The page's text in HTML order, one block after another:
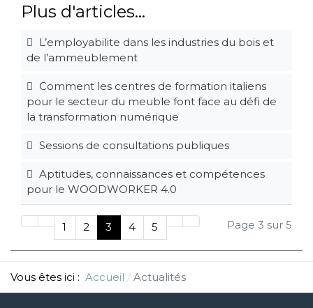
Plus d'articles...
L’employabilite dans les industries du bois et
de l’ammeublement
Comment les centres de formation italiens
pour le secteur du meuble font face au défi de
la transformation numérique
Sessions de consultations publiques
Aptitudes, connaissances et compétences
pour le WOODWORKER 4.0
Page 3 sur 5
1 2 3 4 5
Vous êtes ici : Accueil Actualités